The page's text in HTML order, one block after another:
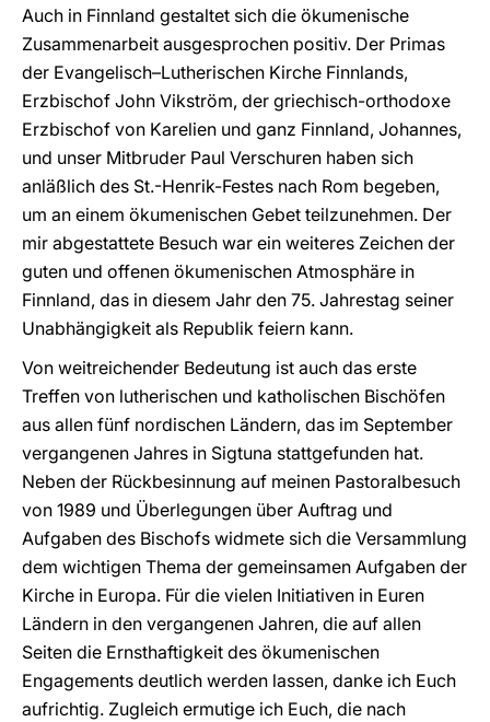
Auch in Finnland gestaltet sich die ökumenische
Zusammenarbeit ausgesprochen positiv. Der Primas
der Evangelisch–Lutherischen Kirche Finnlands,
Erzbischof John Vikström, der griechisch-orthodoxe
Erzbischof von Karelien und ganz Finnland, Johannes,
und unser Mitbruder Paul Verschuren haben sich
anläßlich des St.-Henrik-Festes nach Rom begeben,
um an einem ökumenischen Gebet teilzunehmen. Der
mir abgestattete Besuch war ein weiteres Zeichen der
guten und offenen ökumenischen Atmosphäre in
Finnland, das in diesem Jahr den 75. Jahrestag seiner
Unabhängigkeit als Republik feiern kann.
Von weitreichender Bedeutung ist auch das erste
Treffen von lutherischen und katholischen Bischöfen
aus allen fünf nordischen Ländern, das im September
vergangenen Jahres in Sigtuna stattgefunden hat.
Neben der Rückbesinnung auf meinen Pastoralbesuch
von 1989 und Überlegungen über Auftrag und
Aufgaben des Bischofs widmete sich die Versammlung
dem wichtigen Thema der gemeinsamen Aufgaben der
Kirche in Europa. Für die vielen Initiativen in Euren
Ländern in den vergangenen Jahren, die auf allen
Seiten die Ernsthaftigkeit des ökumenischen
Engagements deutlich werden lassen, danke ich Euch
aufrichtig. Zugleich ermutige ich Euch, die nach